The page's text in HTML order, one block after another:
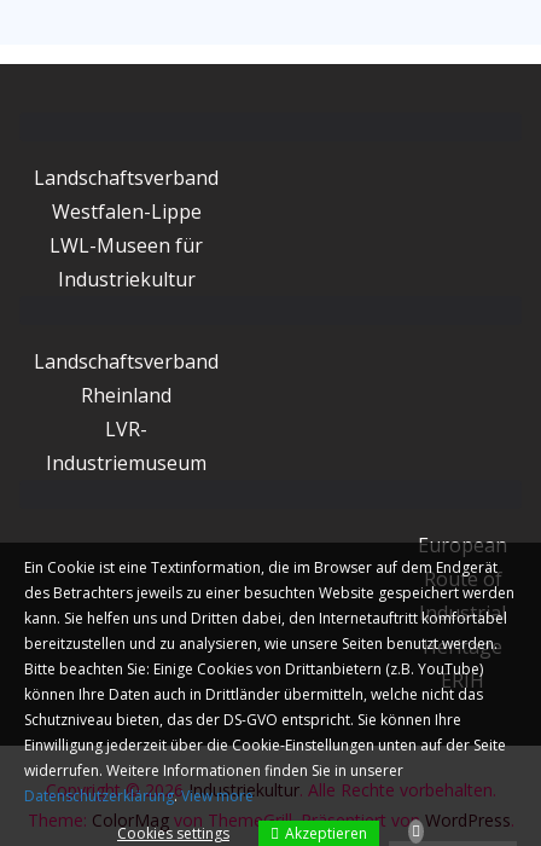
Landschaftsverband
Westfalen-Lippe
LWL-Museen für
Industriekultur
Landschaftsverband
Rheinland
LVR-
Industriemuseum
European
Route of
Industrial
Heritage
ERIH
Copyright © 2026Industriekultur. Alle Rechte vorbehalten.
Theme: ColorMagvon ThemeGrill. Präsentiert vonWordPress.
Ein Cookie ist eine Textinformation, die im Browser auf dem Endgerät
des Betrachters jeweils zu einer besuchten Website gespeichert werden
kann. Sie helfen uns und Dritten dabei, den Internetauftritt komfortabel
bereitzustellen und zu analysieren, wie unsere Seiten benutzt werden.
Bitte beachten Sie: Einige Cookies von Drittanbietern (z.B. YouTube)
können Ihre Daten auch in Drittländer übermitteln, welche nicht das
Schutzniveau bieten, das der DS-GVO entspricht. Sie können Ihre
Einwilligung jederzeit über die Cookie-Einstellungen unten auf der Seite
widerrufen. Weitere Informationen finden Sie in unserer
Datenschutzerklärung.View more
Cookies settings
Akzeptieren